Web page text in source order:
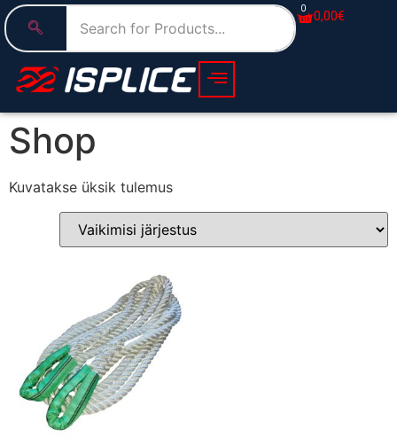
0,00€
0
Shop
Kuvatakse üksik tulemus